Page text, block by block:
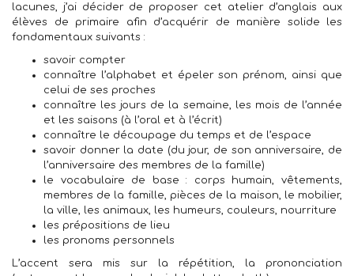
lacunes, j’ai décider de proposer cet atelier d’anglais aux
élèves de primaire afin d’acquérir de manière solide les
fondamentaux suivants :
savoir compter
connaître l’alphabet et épeler son prénom, ainsi que
celui de ses proches
connaître les jours de la semaine, les mois de l’année
et les saisons (à l’oral et à l’écrit)
connaître le découpage du temps et de l’espace
savoir donner la date (du jour, de son anniversaire, de
l’anniversaire des membres de la famille)
le vocabulaire de base : corps humain, vêtements,
membres de la famille, pièces de la maison, le mobilier,
la ville, les animaux, les humeurs, couleurs, nourriture
les prépositions de lieu
les pronoms personnels
L’accent sera mis sur la répétition, la prononciation